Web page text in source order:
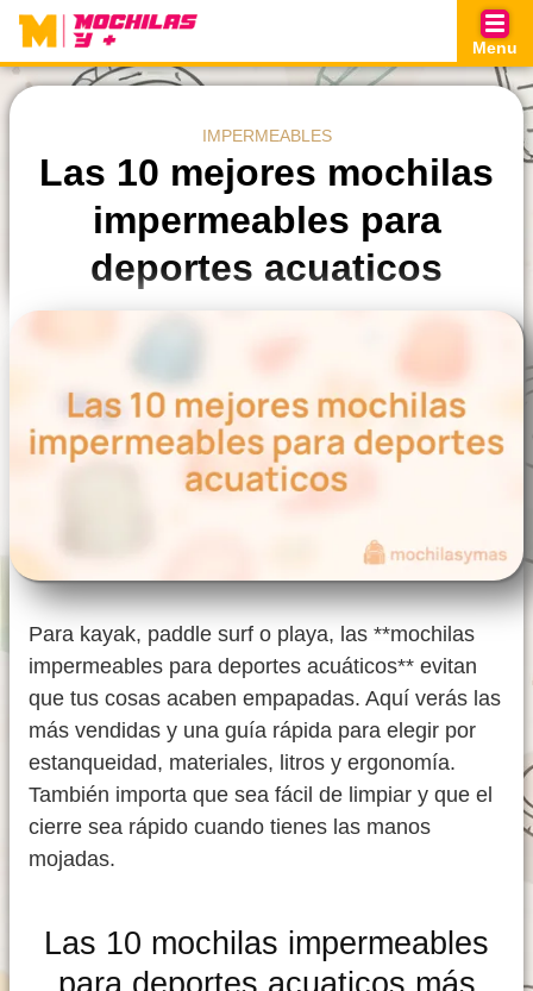
Skip
content
Menu
IMPERMEABLES
Las 10 mejores mochilas
impermeables para
deportes acuaticos
Para kayak, paddle surf o playa, las **mochilas
impermeables para deportes acuáticos** evitan
que tus cosas acaben empapadas. Aquí verás las
más vendidas y una guía rápida para elegir por
estanqueidad, materiales, litros y ergonomía.
También importa que sea fácil de limpiar y que el
cierre sea rápido cuando tienes las manos
mojadas.
Las 10 mochilas impermeables
para deportes acuaticos más